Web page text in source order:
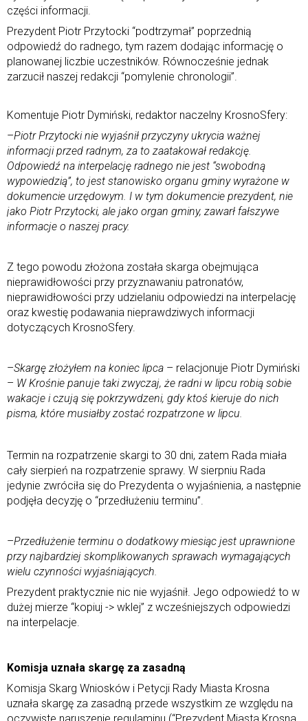
części informacji.
Prezydent Piotr Przytocki “podtrzymał” poprzednią
odpowiedź do radnego, tym razem dodając informację o
planowanej liczbie uczestników. Równocześnie jednak
zarzucił naszej redakcji “pomylenie chronologii”.
Komentuje Piotr Dymiński, redaktor naczelny KrosnoSfery:
–Piotr Przytocki nie wyjaśnił przyczyny ukrycia ważnej
informacji przed radnym, za to zaatakował redakcję.
Odpowiedź na interpelację radnego nie jest “swobodną
wypowiedzią”, to jest stanowisko organu gminy wyrażone w
dokumencie urzędowym. I w tym dokumencie prezydent, nie
jako Piotr Przytocki, ale jako organ gminy, zawarł fałszywe
informacje o naszej pracy.
Z tego powodu złożona została skarga obejmująca
nieprawidłowości przy przyznawaniu patronatów,
nieprawidłowości przy udzielaniu odpowiedzi na interpelację
oraz kwestię podawania nieprawdziwych informacji
dotyczących KrosnoSfery.
–Skargę złożyłem na koniec lipca – relacjonuje Piotr Dymiński
– W Krośnie panuje taki zwyczaj, że radni w lipcu robią sobie
wakacje i czują się pokrzywdzeni, gdy ktoś kieruje do nich
pisma, które musiałby zostać rozpatrzone w lipcu.
Termin na rozpatrzenie skargi to 30 dni, zatem Rada miała
cały sierpień na rozpatrzenie sprawy. W sierpniu Rada
jedynie zwróciła się do Prezydenta o wyjaśnienia, a następnie
podjęła decyzję o “przedłużeniu terminu”.
–Przedłużenie terminu o dodatkowy miesiąc jest uprawnione
przy najbardziej skomplikowanych sprawach wymagających
wielu czynności wyjaśniających.
Prezydent praktycznie nic nie wyjaśnił. Jego odpowiedź to w
dużej mierze “kopiuj -> wklej” z wcześniejszych odpowiedzi
na interpelacje.
Komisja uznała skargę za zasadną
Komisja Skarg Wniosków i Petycji Rady Miasta Krosna
uznała skargę za zasadną przede wszystkim ze względu na